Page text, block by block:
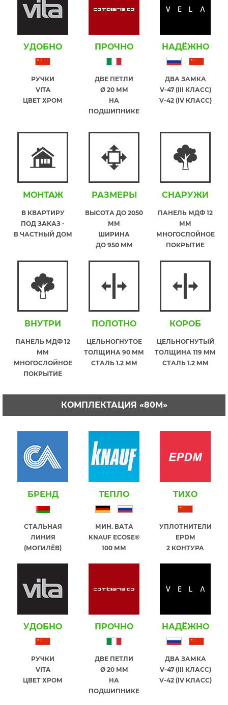
УДОБНО
РУЧКИ
VITA
ЦВЕТ ХРОМ
ПРОЧНО
ДВЕ ПЕТЛИ
Ø 20 ММ
НА
ПОДШИПНИКЕ
НАДЁЖНО
ДВА ЗАМКА
V-47 (III КЛАСС)
V-42 (IV КЛАСС)
МОНТАЖ
В КВАРТИРУ
ПОД ЗАКАЗ -
В ЧАСТНЫЙ ДОМ
РАЗМЕРЫ
ВЫСОТА ДО 2050
ММ
ШИРИНА
ДО 950 ММ
СНАРУЖИ
ПАНЕЛЬ МДФ 12
ММ
МНОГОСЛОЙНОЕ
ПОКРЫТИЕ
ВНУТРИ
ПАНЕЛЬ МДФ 12
ММ
МНОГОСЛОЙНОЕ
ПОКРЫТИЕ
ПОЛОТНО
ЦЕЛЬНОГНУТОЕ
ТОЛЩИНА 90 ММ
СТАЛЬ 1.2 ММ
КОРОБ
ЦЕЛЬНОГНУТЫЙ
ТОЛЩИНА 119 ММ
СТАЛЬ 1.2 ММ
КОМПЛЕКТАЦИЯ «80М»
БРЕНД
СТАЛЬНАЯ
ЛИНИЯ
(МОГИЛЁВ)
ТЕПЛО
МИН. ВАТА
KNAUF ECOSE®
100 ММ
ТИХО
УПЛОТНИТЕЛИ
EPDM
2 КОНТУРА
УДОБНО
РУЧКИ
VITA
ЦВЕТ ХРОМ
ПРОЧНО
ДВЕ ПЕТЛИ
Ø 20 ММ
НА
ПОДШИПНИКЕ
НАДЁЖНО
ДВА ЗАМКА
V-47 (III КЛАСС)
V-42 (IV КЛАСС)